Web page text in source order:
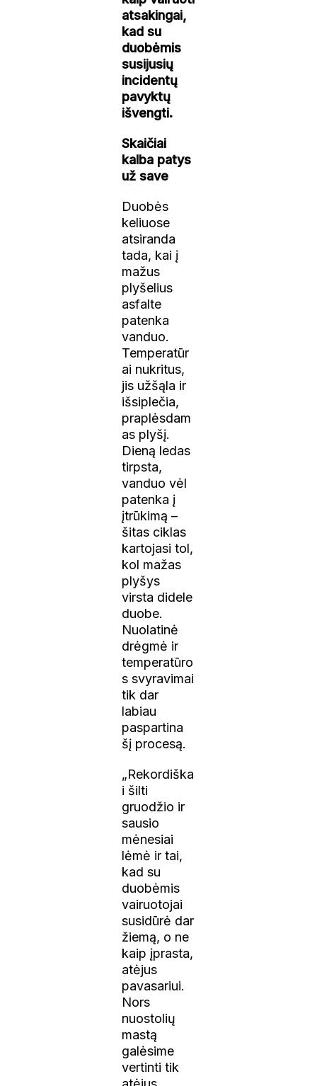
atsakingai,
kad su
duobėmis
susijusių
incidentų
pavyktų
išvengti.
Skaičiai
kalba patys
už save
Duobės
keliuose
atsiranda
tada, kai į
mažus
plyšelius
asfalte
patenka
vanduo.
Temperatūr
ai nukritus,
jis užšąla ir
išsiplečia,
praplėsdam
as plyšį.
Dieną ledas
tirpsta,
vanduo vėl
patenka į
įtrūkimą –
šitas ciklas
kartojasi tol,
kol mažas
plyšys
virsta didele
duobe.
Nuolatinė
drėgmė ir
temperatūro
s svyravimai
tik dar
labiau
paspartina
šį procesą.
„Rekordiška
i šilti
gruodžio ir
sausio
mėnesiai
lėmė ir tai,
kad su
duobėmis
vairuotojai
susidūrė dar
žiemą, o ne
kaip įprasta,
atėjus
pavasariui.
Nors
nuostolių
mastą
galėsime
vertinti tik